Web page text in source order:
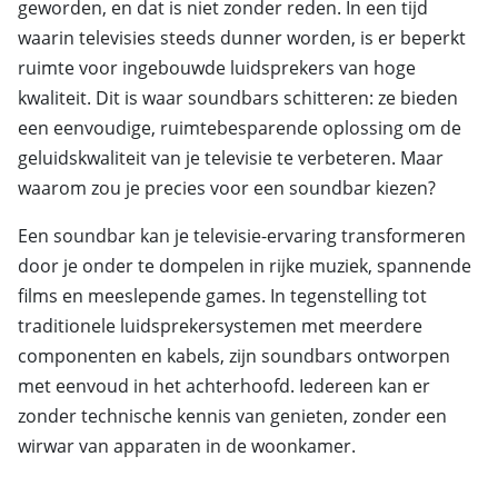
geworden, en dat is niet zonder reden. In een tijd
waarin televisies steeds dunner worden, is er beperkt
ruimte voor ingebouwde luidsprekers van hoge
kwaliteit. Dit is waar soundbars schitteren: ze bieden
een eenvoudige, ruimtebesparende oplossing om de
geluidskwaliteit van je televisie te verbeteren. Maar
waarom zou je precies voor een soundbar kiezen?
Een soundbar kan je televisie-ervaring transformeren
door je onder te dompelen in rijke muziek, spannende
films en meeslepende games. In tegenstelling tot
traditionele luidsprekersystemen met meerdere
componenten en kabels, zijn soundbars ontworpen
met eenvoud in het achterhoofd. Iedereen kan er
zonder technische kennis van genieten, zonder een
wirwar van apparaten in de woonkamer.